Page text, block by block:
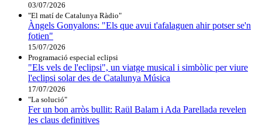
03/07/2026
"El matí de Catalunya Ràdio"
Àngels Gonyalons: "Els que avui t'afalaguen ahir potser se'n
fotien"
15/07/2026
Programació especial eclipsi
"Els vels de l'eclipsi", un viatge musical i simbòlic per viure
l'eclipsi solar des de Catalunya Música
17/07/2026
"La solució"
Fer un bon arròs bullit: Raül Balam i Ada Parellada revelen
les claus definitives